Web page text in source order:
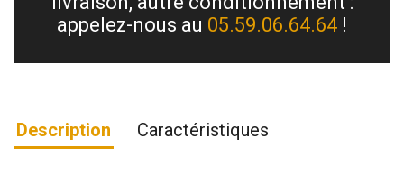
appelez-nous au 05.59.06.64.64 !
Description Caractéristiques